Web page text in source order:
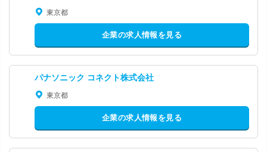
東京都
企業の求人情報を見る
パナソニック コネクト株式会社
東京都
企業の求人情報を見る